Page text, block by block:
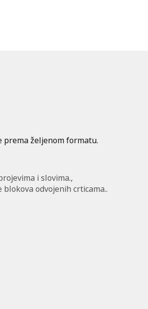
prema željenom formatu.
i slovima.,
odvojenih crticama..